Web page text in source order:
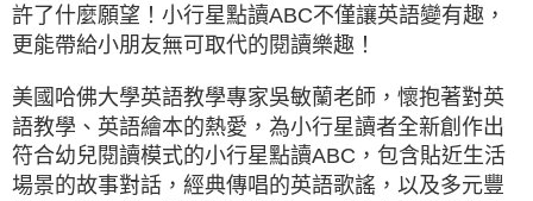
許了什麼願望！小行星點讀ABC不僅讓英語變有趣，
更能帶給小朋友無可取代的閱讀樂趣！
美國哈佛大學英語教學專家吳敏蘭老師，懷抱著對英
語教學、英語繪本的熱愛，為小行星讀者全新創作出
符合幼兒閱讀模式的小行星點讀ABC，包含貼近生活
場景的故事對話，經典傳唱的英語歌謠，以及多元豐